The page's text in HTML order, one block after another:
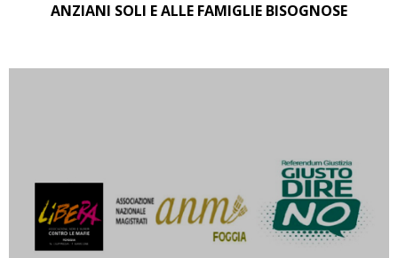
ANZIANI SOLI E ALLE FAMIGLIE BISOGNOSE